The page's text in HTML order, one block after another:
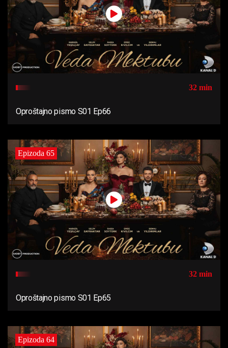
32 min
Oproštajno pismo S01 Ep66
Epizoda 65
32 min
Oproštajno pismo S01 Ep65
Epizoda 64